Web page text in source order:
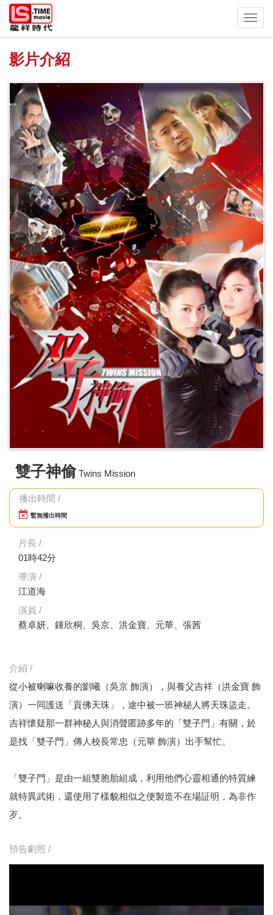
影片介紹
雙子神偷 Twins Mission
播出時間 /
暫無撥出時間
片長 /
01時42分
導演 /
江道海
演員 /
蔡卓妍、鍾欣桐、吳京、洪金寶、元華、張茜
介紹 /
從小被喇嘛收養的劉曦（吳京 飾演），與養父吉祥（洪金寶 飾
演）一同護送「貢佛天珠」，途中被一班神秘人將天珠盜走。
吉祥懷疑那一群神秘人與消聲匿跡多年的「雙子門」有關，於
是找「雙子門」傳人校長常忠（元華 飾演）出手幫忙。
「雙子門」是由一組雙胞胎組成，利用他們心靈相通的特質練
就特異武術，還使用了樣貌相似之便製造不在場証明，為非作
歹。
預告劇照 /